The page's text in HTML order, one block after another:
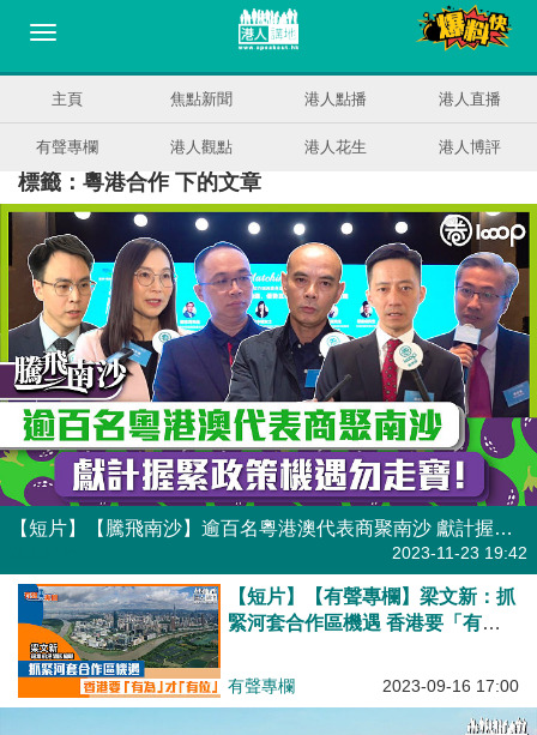
主頁 焦點新聞 港人點播 港人直播
有聲專欄 港人觀點 港人花生 港人博評
標籤：粵港合作 下的文章
【短片】【騰飛南沙】逾百名粵港澳代表商聚南沙 獻計握緊政策機遇勿走寶！
2023-11-23 19:42
【短片】【有聲專欄】梁文新：抓
緊河套合作區機遇 香港要「有
有聲專欄 2023-09-16 17:00